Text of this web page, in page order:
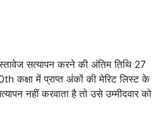
सत्यापन करने की अंतिम तिथि 27
कक्षा में प्राप्त अंकों की मेरिट लिस्ट के
नहीं करवाता है तो उसे उम्मीदवार को